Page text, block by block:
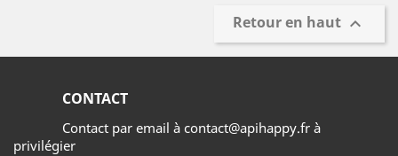
Retour en haut 
CONTACT
Contact par email à contact@apihappy.fr à
privilégier